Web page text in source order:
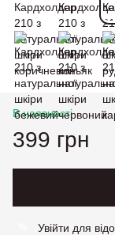
В наявності
399 грн
Увійти для